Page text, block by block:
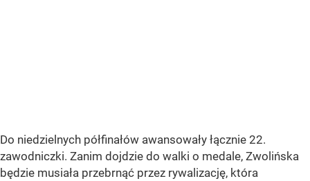
Do niedzielnych półfinałów awansowały łącznie 22.
zawodniczki. Zanim dojdzie do walki o medale, Zwolińska
będzie musiała przebrnąć przez rywalizację, która